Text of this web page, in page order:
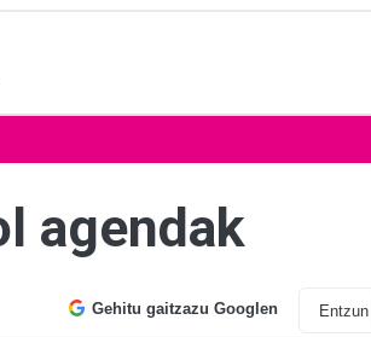
agendak
Gehitu gaitzazu Googlen Entzun